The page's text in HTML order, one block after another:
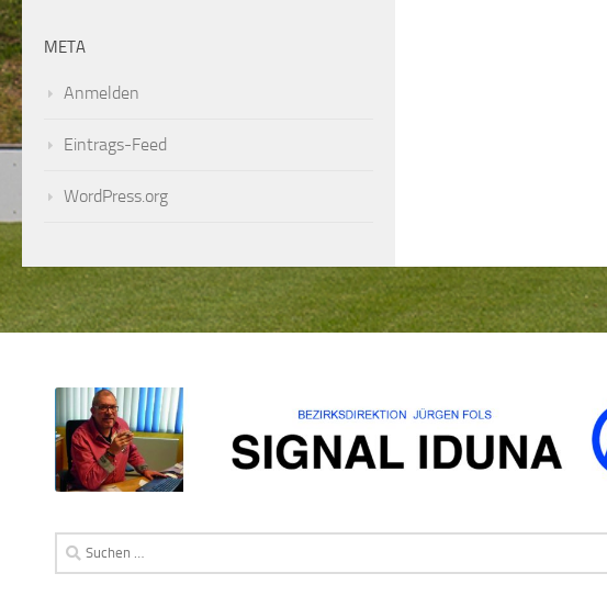
META
Anmelden
Eintrags-Feed
WordPress.org
Suchen
nach: